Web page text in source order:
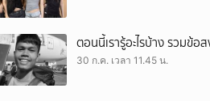
ตอนนี้เรารู้อะไรบ้าง รวมข้อ
30 ก.ค. เวลา 11.45 น.